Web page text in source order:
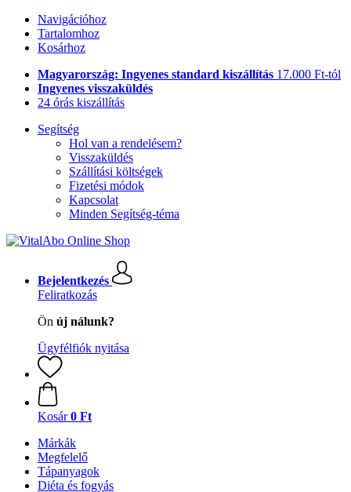
Navigációhoz
Tartalomhoz
Kosárhoz
Magyarország: Ingyenes standard kiszállítás 17.000 Ft-tól
Ingyenes visszaküldés
24 órás kiszállítás
Segítség
Hol van a rendelésem?
Visszaküldés
Szállítási költségek
Fizetési módok
Kapcsolat
Minden Segítség-téma
Bejelentkezés
Feliratkozás
Ön új nálunk?
Ügyfélfiók nyitása
Kosár 0 Ft
Márkák
Megfelelő
Tápanyagok
Diéta és fogyás